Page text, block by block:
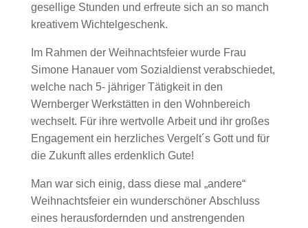
gesellige Stunden und erfreute sich an so manch
kreativem Wichtelgeschenk.
Im Rahmen der Weihnachtsfeier wurde Frau
Simone Hanauer vom Sozialdienst verabschiedet,
welche nach 5- jähriger Tätigkeit in den
Wernberger Werkstätten in den Wohnbereich
wechselt. Für ihre wertvolle Arbeit und ihr großes
Engagement ein herzliches Vergelt´s Gott und für
die Zukunft alles erdenklich Gute!
Man war sich einig, dass diese mal „andere“
Weihnachtsfeier ein wunderschöner Abschluss
eines herausfordernden und anstrengenden